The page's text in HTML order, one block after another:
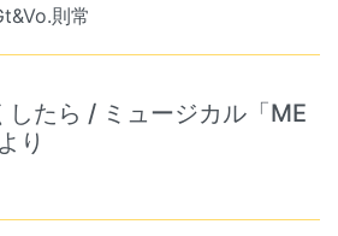
則常
したら / ミュージカル「ME
り